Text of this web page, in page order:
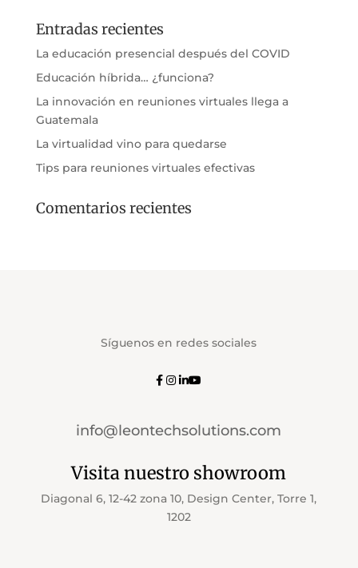
Entradas recientes
La educación presencial después del COVID
Educación híbrida… ¿funciona?
La innovación en reuniones virtuales llega a
Guatemala
La virtualidad vino para quedarse
Tips para reuniones virtuales efectivas
Comentarios recientes
Síguenos en redes sociales
info@leontechsolutions.com
Visita nuestro showroom
Diagonal 6, 12-42 zona 10, Design Center, Torre 1,
1202